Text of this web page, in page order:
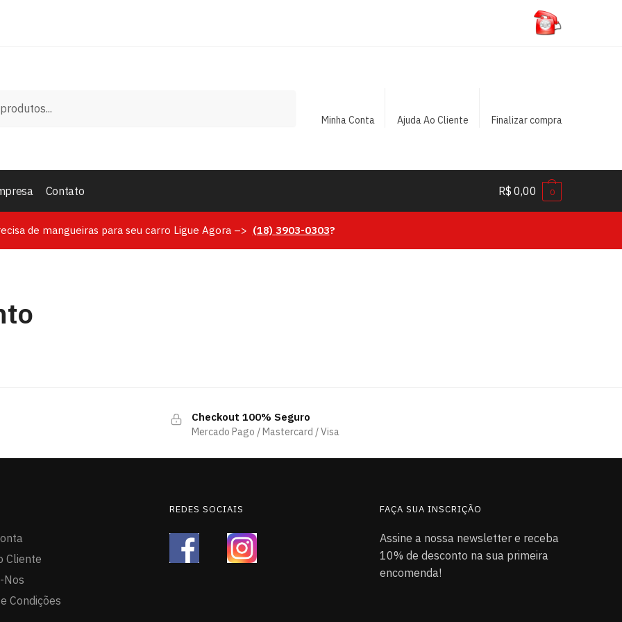
Minha Conta Ajuda Ao Cliente Finalizar compra
Contato R$ 0,00 0
de mangueiras para seu carro Ligue Agora –> (18) 3903-0303?
Checkout 100% Seguro
Mercado Pago / Mastercard / Visa
Cliente
Nos
Condições
REDES SOCIAIS FAÇA SUA INSCRIÇÃO
Assine a nossa newsletter e receba
10% de desconto na sua primeira
encomenda!